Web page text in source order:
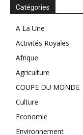
Catégories
A La Une
Activités Royales
Afrique
Agriculture
COUPE DU MONDE
Culture
Economie
Environnement